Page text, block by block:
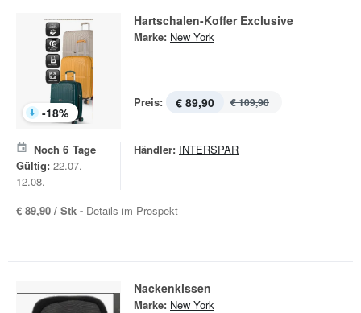
-18%
Hartschalen-Koffer Exclusive
Marke: New York
Preis: € 89,90 € 109,90
Noch 6 Tage
Gültig: 22.07. -
12.08.
Händler: INTERSPAR
€ 89,90 / Stk - Details im Prospekt
Nackenkissen
Marke: New York